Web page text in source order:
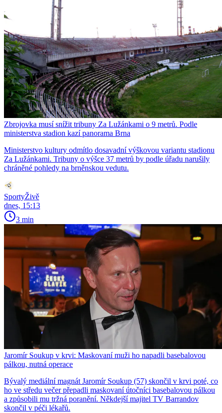
Zbrojovka musí snížit tribuny Za Lužánkami o 9 metrů. Podle
ministerstva stadion kazí panorama Brna
Ministerstvo kultury odmítlo dosavadní výškovou variantu stadionu
Za Lužánkami. Tribuny o výšce 37 metrů by podle úřadu narušily
chráněné pohledy na brněnskou vedutu.
SportyŽivě
dnes, 15:13
3 min
Jaromír Soukup v krvi: Maskovaní muži ho napadli basebalovou
pálkou, nutná operace
Bývalý mediální magnát Jaromír Soukup (57) skončil v krvi poté, co
ho ve středu večer přepadli maskovaní útočníci basebalovou pálkou
a způsobili mu tržná poranění. Někdejší majitel TV Barrandov
skončil v péči lékařů.